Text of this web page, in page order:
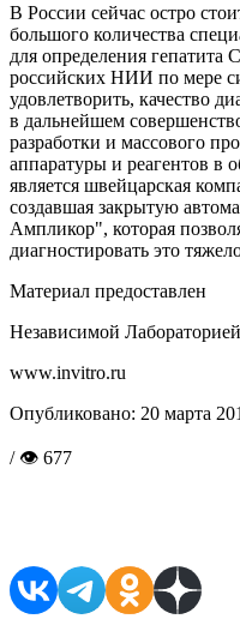
В России сейчас остро
большого количества
для определения гепатита
российских НИИ по мере
удовлетворить, качество
в дальнейшем
разработки и массового
аппаратуры и реагентов в
является швейцарская
создавшая закрытую
Ампликор", которая
диагностировать это
Материал предоставлен
Независимой
www.invitro.ru
Опубликовано: 20 марта
/ 👁 677